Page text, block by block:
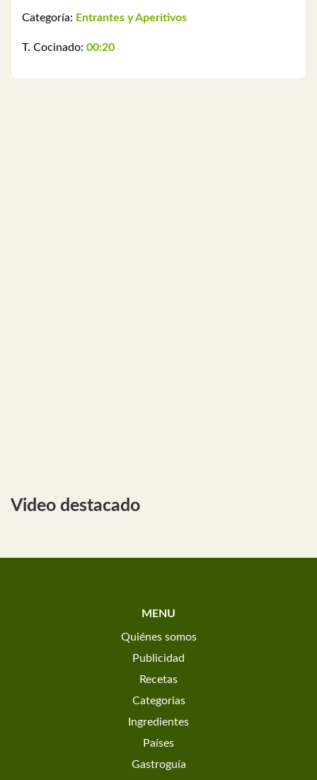
Categoría: Entrantes y Aperitivos
T. Cocinado: 00:20
Video destacado
MENU
Quiénes somos
Publicidad
Recetas
Categorias
Ingredientes
Países
Gastroguía